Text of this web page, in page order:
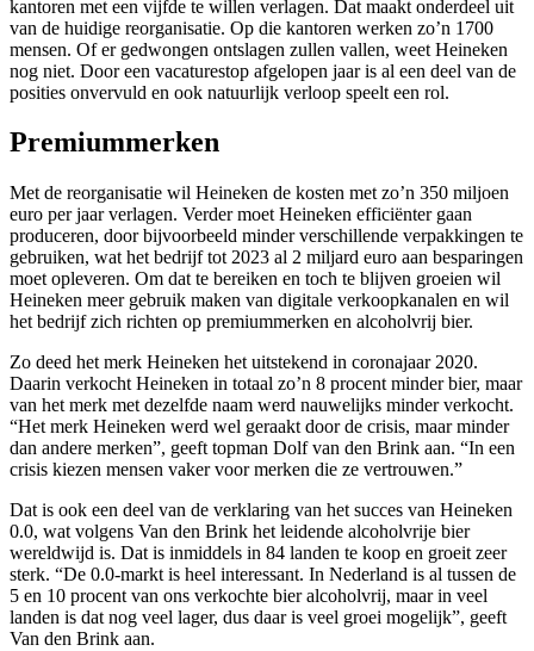
kantoren met een vijfde te willen verlagen. Dat maakt onderdeel uit
van de huidige reorganisatie. Op die kantoren werken zo’n 1700
mensen. Of er gedwongen ontslagen zullen vallen, weet Heineken
nog niet. Door een vacaturestop afgelopen jaar is al een deel van de
posities onvervuld en ook natuurlijk verloop speelt een rol.
Premiummerken
Met de reorganisatie wil Heineken de kosten met zo’n 350 miljoen
euro per jaar verlagen. Verder moet Heineken efficiënter gaan
produceren, door bijvoorbeeld minder verschillende verpakkingen te
gebruiken, wat het bedrijf tot 2023 al 2 miljard euro aan besparingen
moet opleveren. Om dat te bereiken en toch te blijven groeien wil
Heineken meer gebruik maken van digitale verkoopkanalen en wil
het bedrijf zich richten op premiummerken en alcoholvrij bier.
Zo deed het merk Heineken het uitstekend in coronajaar 2020.
Daarin verkocht Heineken in totaal zo’n 8 procent minder bier, maar
van het merk met dezelfde naam werd nauwelijks minder verkocht.
“Het merk Heineken werd wel geraakt door de crisis, maar minder
dan andere merken”, geeft topman Dolf van den Brink aan. “In een
crisis kiezen mensen vaker voor merken die ze vertrouwen.”
Dat is ook een deel van de verklaring van het succes van Heineken
0.0, wat volgens Van den Brink het leidende alcoholvrije bier
wereldwijd is. Dat is inmiddels in 84 landen te koop en groeit zeer
sterk. “De 0.0-markt is heel interessant. In Nederland is al tussen de
5 en 10 procent van ons verkochte bier alcoholvrij, maar in veel
landen is dat nog veel lager, dus daar is veel groei mogelijk”, geeft
Van den Brink aan.